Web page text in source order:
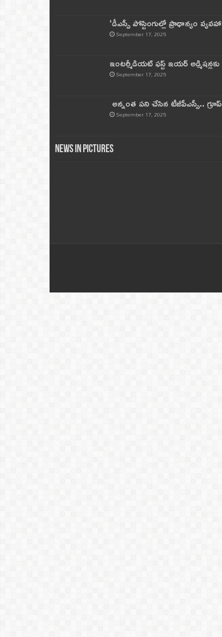
‘డీఎస్సీ పోస్టింగుల్లో ప్రాధాన్యం
September 17, 2025
ఇంటర్మీడియట్ ఫస్ట్‌ ఇయర్‌
September 17, 2025
అన్నంత పని చేసిన టీజీపీఎస్సీ..
September 17, 2025
News in Pictures